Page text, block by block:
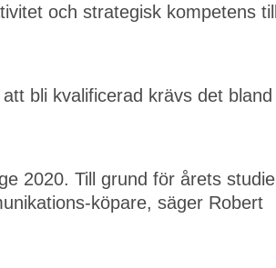
och strategisk kompetens till
bli kvalificerad krävs det bland
2020. Till grund för årets studie
köpare, säger Robert